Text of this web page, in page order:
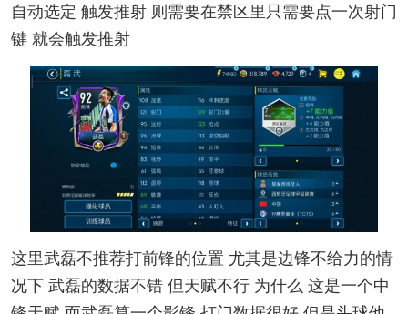
自动选定 触发推射 则需要在禁区里只需要点一次射门
键 就会触发推射
这里武磊不推荐打前锋的位置 尤其是边锋不给力的情
况下 武磊的数据不错 但天赋不行 为什么 这是一个中